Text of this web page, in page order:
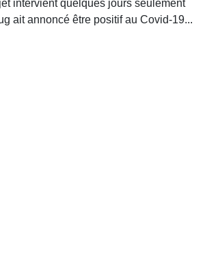
intervient quelques jours seulement
ait annoncé être positif au Covid-19...